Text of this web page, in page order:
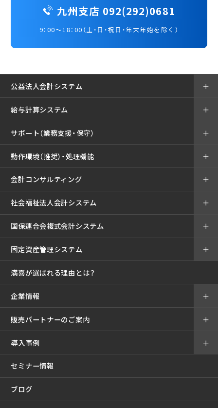
九州支店 092(292)0681
9：00～18：00（土・日・祝日・年末年始を除く）
公益法人会計システム ＋
給与計算システム ＋
サポート（業務支援・保守） ＋
動作環境（推奨）・処理機能 ＋
会計コンサルティング ＋
社会福祉法人会計システム ＋
国保連合会複式会計システム ＋
固定資産管理システム ＋
満喜が選ばれる理由とは？
企業情報 ＋
販売パートナーのご案内 ＋
導入事例
セミナー情報
＋
ブログ